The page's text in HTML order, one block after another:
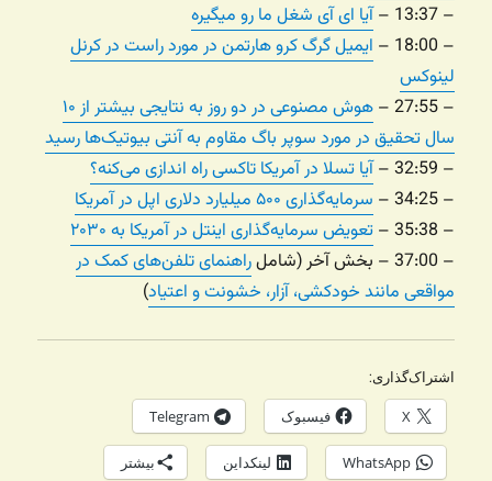
– 13:37 –
آیا ای آی شغل ما رو میگیره
– 18:00 –
ایمیل گرگ کرو هارتمن در مورد راست در کرنل
لینوکس
– 27:55 –
هوش مصنوعی در دو روز به نتایجی بیشتر از ۱۰
سال تحقیق در مورد سوپر باگ مقاوم به آنتی بیوتیک‌ها رسید
– 32:59 –
آیا تسلا در آمریکا تاکسی راه اندازی می‌کنه؟
– 34:25 –
سرمایه‌گذاری ۵۰۰ میلیارد دلاری اپل در آمریکا
– 35:38 –
تعویض سرمایه‌گذاری اینتل در آمریکا به ۲۰۳۰
– 37:00 – بخش آخر (شامل
راهنمای تلفن‌های کمک در
مواقعی مانند خودکشی، آزار، خشونت و اعتیاد)
اشتراک‌گذاری:
X فیسبوک Telegram
WhatsApp لینکداین بیشتر